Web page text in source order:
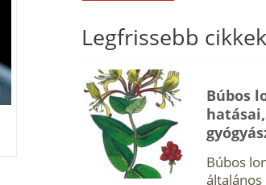
Legfrissebb
Búbos
hatásai,
Búbos